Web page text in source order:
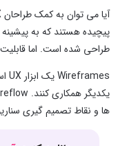
طراحی شده است. اما قابلیت WireFlow Visual Paradigm چیست؟
ها و نقاط تصمیم گیری